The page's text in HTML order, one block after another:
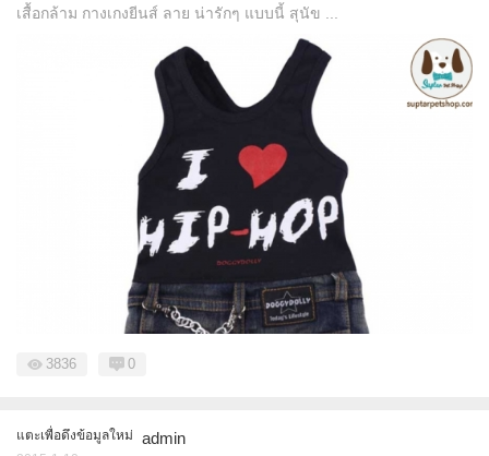
เสื้อกล้าม กางเกงยีนส์ ลาย น่ารักๆ แบบนี้ สุนัข ...
3836 0
แตะเพื่อดึงข้อมูลใหม่ admin